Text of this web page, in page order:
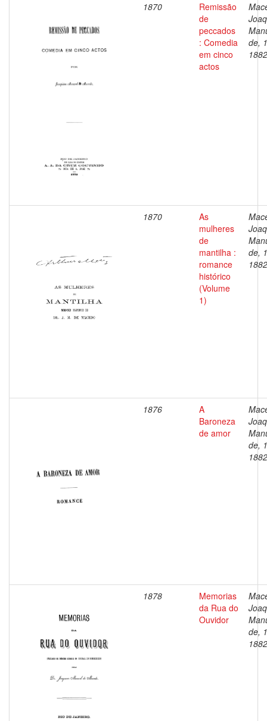
1870
Remissão
de
peccados
: Comedia
em cinco
actos
de,
1882
1870
As
mulheres
de
mantilha :
romance
histórico
(Volume
1)
de,
1882
1876
A
Baroneza
de amor
de,
1882
1878
Memorias
da Rua do
Ouvidor
de,
1882